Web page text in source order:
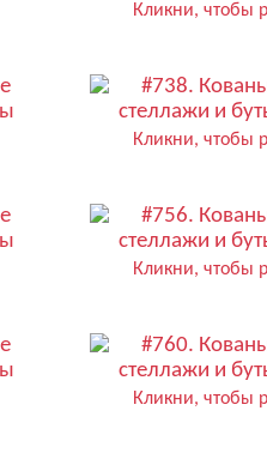
Кликни, чтобы
Кликни, чтобы
Кликни, чтобы
Кликни, чтобы